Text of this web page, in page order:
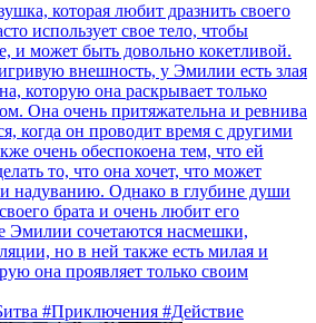
которая любит дразнить своего
использует свое тело, чтобы
и может быть довольно кокетливой.
внешность, у Эмилии есть злая
которую она раскрывает только
Она очень притяжательна и ревнива
когда он проводит время с другими
очень обеспокоена тем, что ей
то, что она хочет, что может
надуванию. Однако в глубине души
брата и очень любит его
Эмилии сочетаются насмешки,
но в ней также есть милая и
она проявляет только своим
#Приключения #Действие